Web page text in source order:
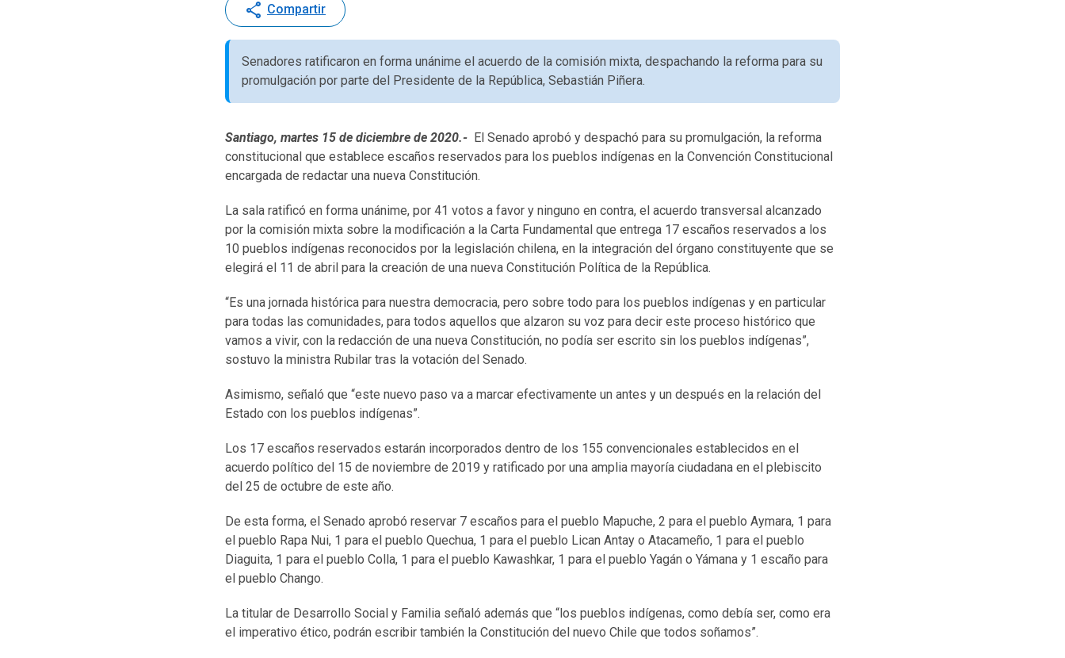
share Compartir
Senadores ratificaron en forma unánime el acuerdo de la comisión mixta, despachando la reforma para su
promulgación por parte del Presidente de la República, Sebastián Piñera.
Santiago, martes 15 de diciembre de 2020.- El Senado aprobó y despachó para su promulgación, la reforma
constitucional que establece escaños reservados para los pueblos indígenas en la Convención Constitucional
encargada de redactar una nueva Constitución.
La sala ratificó en forma unánime, por 41 votos a favor y ninguno en contra, el acuerdo transversal alcanzado
por la comisión mixta sobre la modificación a la Carta Fundamental que entrega 17 escaños reservados a los
10 pueblos indígenas reconocidos por la legislación chilena, en la integración del órgano constituyente que se
elegirá el 11 de abril para la creación de una nueva Constitución Política de la República.
“Es una jornada histórica para nuestra democracia, pero sobre todo para los pueblos indígenas y en particular
para todas las comunidades, para todos aquellos que alzaron su voz para decir este proceso histórico que
vamos a vivir, con la redacción de una nueva Constitución, no podía ser escrito sin los pueblos indígenas”,
sostuvo la ministra Rubilar tras la votación del Senado.
Asimismo, señaló que “este nuevo paso va a marcar efectivamente un antes y un después en la relación del
Estado con los pueblos indígenas”.
Los 17 escaños reservados estarán incorporados dentro de los 155 convencionales establecidos en el
acuerdo político del 15 de noviembre de 2019 y ratificado por una amplia mayoría ciudadana en el plebiscito
del 25 de octubre de este año.
De esta forma, el Senado aprobó reservar 7 escaños para el pueblo Mapuche, 2 para el pueblo Aymara, 1 para
el pueblo Rapa Nui, 1 para el pueblo Quechua, 1 para el pueblo Lican Antay o Atacameño, 1 para el pueblo
Diaguita, 1 para el pueblo Colla, 1 para el pueblo Kawashkar, 1 para el pueblo Yagán o Yámana y 1 escaño para
el pueblo Chango.
La titular de Desarrollo Social y Familia señaló además que “los pueblos indígenas, como debía ser, como era
el imperativo ético, podrán escribir también la Constitución del nuevo Chile que todos soñamos”.